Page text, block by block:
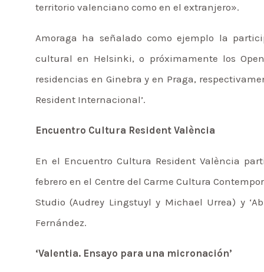
territorio valenciano como en el extranjero».
Amoraga ha señalado como ejemplo la
cultural en Helsinki, o próximamente los
residencias en Ginebra y en Praga,
Resident Internacional’.
Encuentro Cultura Resident València
En el Encuentro Cultura Resident València
febrero en el Centre del Carme Cultura
Studio (Audrey Lingstuyl y Michael Urrea) y
Fernández.
‘Valentia. Ensayo para una micronación’